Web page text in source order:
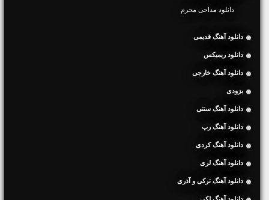
دانلود مداحی محرم
دانلود آهنگ قدیمی
دانلود ریمیکس
دانلود آهنگ خارجی
بزودی
دانلود آهنگ سنتی
دانلود آهنگ رپ
دانلود آهنگ کردی
دانلود آهنگ لری
دانلود آهنگ ترکی و آذری